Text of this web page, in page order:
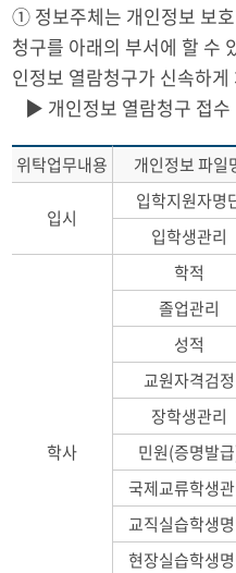
① 정보주체는 개인정보 보
청구를 아래의 부서에 할 수
인정보 열람청구가 신속하
▶ 개인정보 열람청구 접수
위탁업무내용 개인정보 파일
입시
입학지원자명
입학생관리
학사
학적
졸업관리
성적
교원자격검정
장학생관리
민원(증명발
국제교류학생
교직실습학생
현장실습학생